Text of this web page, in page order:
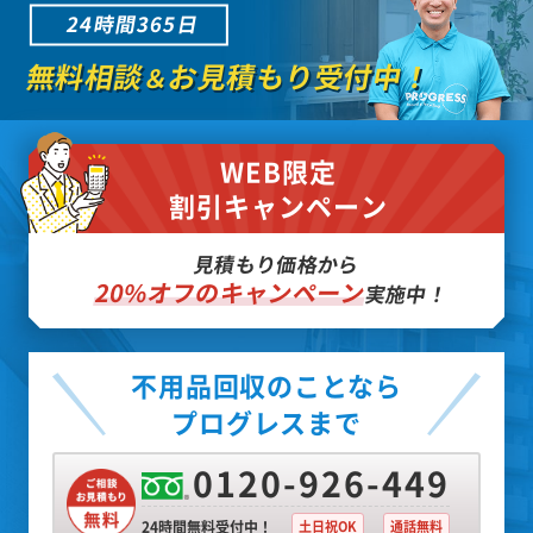
24時間365日
無料相談＆お見積もり受付中！
WEB限定
割引キャンペーン
見積もり価格から
20%オフのキャンペーン実施中！
不用品回収のことなら
プログレスまで
0120-926-449
24時間無料受付中！ 土日祝OK 通話無料